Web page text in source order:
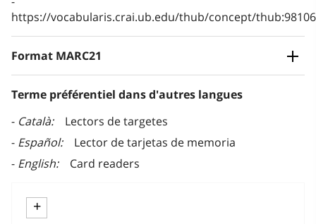
https://vocabularis.crai.ub.edu/thub/concept/
Format MARC21
Terme préférentiel dans d'autres langues
Català
Lectors de targetes
Español
Lector de tarjetas de memoria
English
Card readers
+